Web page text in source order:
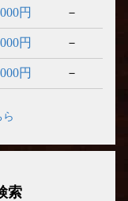
円 －
円 －
円 －
索